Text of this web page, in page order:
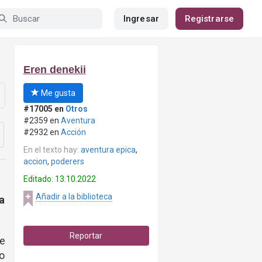
Ingresar Registrarse
Eren denekii
Me gusta
#17005 en Otros
#2359 en Aventura
#2932 en Acción
En el texto hay: aventura epica,
accion, poderers
Editado: 13.10.2022
Añadir a la biblioteca
Reportar